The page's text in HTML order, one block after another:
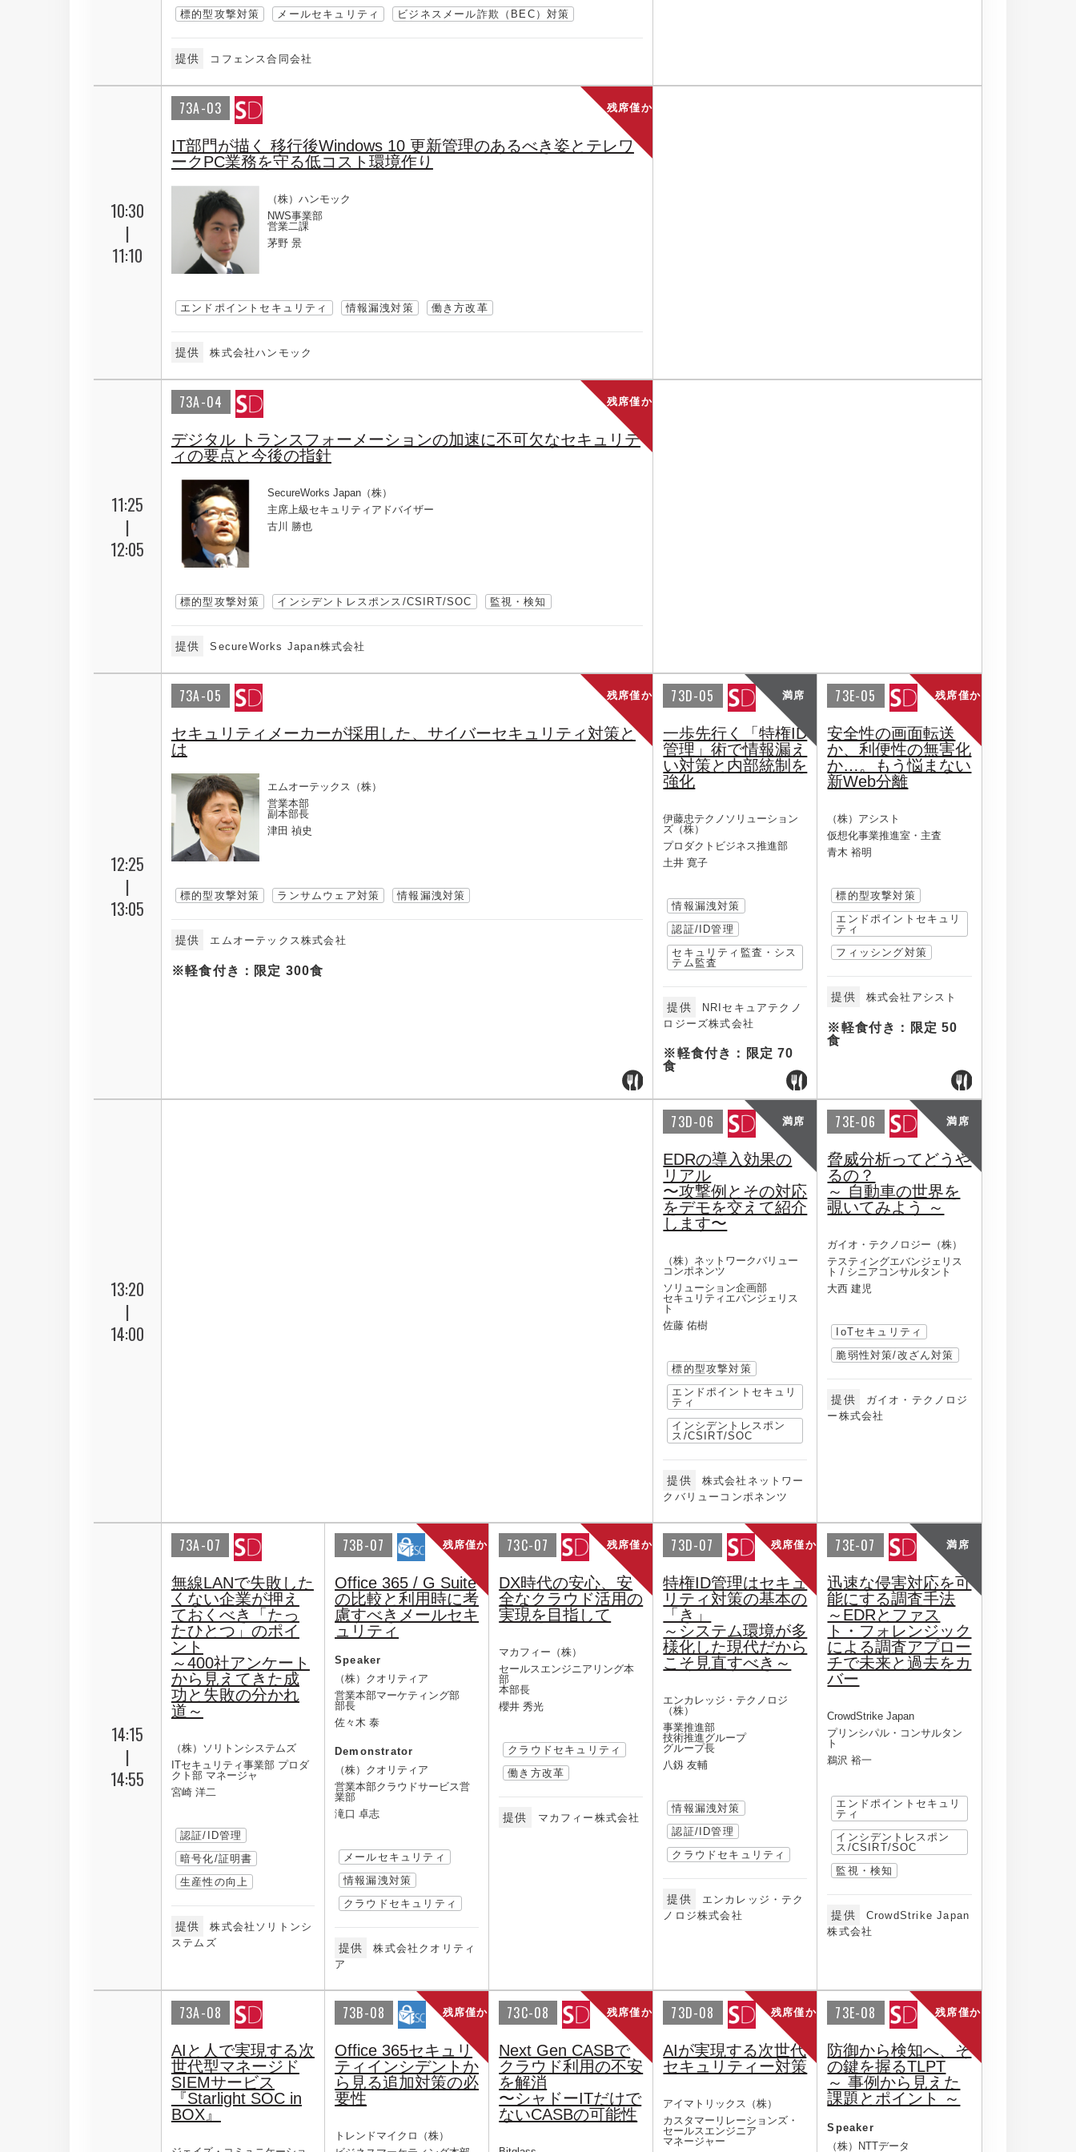
標的型攻撃対策 メールセキュリティ ビジネスメール詐欺（BEC）対策
提供 コフェンス合同会社
10:30
|
11:10
残席僅か
73A-03
IT部門が描く 移行後Windows 10 更新管理のあるべき姿とテレワ
ークPC業務を守る低コスト環境作り
（株）ハンモック
NWS事業部
営業二課
茅野 景
エンドポイントセキュリティ 情報漏洩対策 働き方改革
提供 株式会社ハンモック
11:25
|
12:05
残席僅か
73A-04
デジタル トランスフォーメーションの加速に不可欠なセキュリテ
ィの要点と今後の指針
SecureWorks Japan（株）
主席上級セキュリティアドバイザー
古川 勝也
標的型攻撃対策 インシデントレスポンス/CSIRT/SOC 監視・検知
提供 SecureWorks Japan株式会社
12:25
|
13:05
残席僅か
73A-05
セキュリティメーカーが採用した、サイバーセキュリティ対策と
は
エムオーテックス（株）
営業本部
副本部長
津田 禎史
標的型攻撃対策 ランサムウェア対策 情報漏洩対策
提供 エムオーテックス株式会社
※軽食付き：限定 300食
満席
73D-05
一歩先行く「特権ID
管理」術で情報漏え
い対策と内部統制を
強化
伊藤忠テクノソリューション
ズ（株）
プロダクトビジネス推進部
土井 寛子
情報漏洩対策
認証/ID管理
セキュリティ監査・シス
テム監査
提供
NRIセキュアテクノ
ロジーズ株式会社
※軽食付き：限定 70
食
残席僅か
73E-05
安全性の画面転送
か、利便性の無害化
か…。もう悩まない
新Web分離
（株）アシスト
仮想化事業推進室・主査
青木 裕明
標的型攻撃対策
エンドポイントセキュリ
ティ
フィッシング対策
提供 株式会社アシスト
※軽食付き：限定 50
食
13:20
|
14:00
満席
73D-06
EDRの導入効果の
リアル
〜攻撃例とその対応
をデモを交えて紹介
します〜
（株）ネットワークバリュー
コンポネンツ
ソリューション企画部
セキュリティエバンジェリス
ト
佐藤 佑樹
標的型攻撃対策
エンドポイントセキュリ
ティ
インシデントレスポン
ス/CSIRT/SOC
提供
株式会社ネットワー
クバリューコンポネンツ
満席
73E-06
脅威分析ってどうや
るの？
～ 自動車の世界を
覗いてみよう ～
ガイオ・テクノロジー（株）
テスティングエバンジェリス
ト / シニアコンサルタント
大西 建児
IoTセキュリティ
脆弱性対策/改ざん対策
提供
ガイオ・テクノロジ
ー株式会社
14:15
|
14:55
73A-07
無線LANで失敗した
くない企業が押え
ておくべき「たっ
たひとつ」のポイ
ント
～400社アンケート
から見えてきた成
功と失敗の分かれ
道～
（株）ソリトンシステムズ
ITセキュリティ事業部 プロダ
クト部 マネージャ
宮崎 洋二
認証/ID管理
暗号化/証明書
生産性の向上
提供
株式会社ソリトンシ
ステムズ
残席僅か
73B-07
Office 365 / G Suite
の比較と利用時に考
慮すべきメールセキ
ュリティ
Speaker
（株）クオリティア
営業本部マーケティング部
部長
佐々木 泰
Demonstrator
（株）クオリティア
営業本部クラウドサービス営
業部
滝口 卓志
メールセキュリティ
情報漏洩対策
クラウドセキュリティ
提供
株式会社クオリティ
ア
残席僅か
73C-07
DX時代の安心、安
全なクラウド活用の
実現を目指して
マカフィー（株）
セールスエンジニアリング本
部
本部長
櫻井 秀光
クラウドセキュリティ
働き方改革
提供 マカフィー株式会社
残席僅か
73D-07
特権ID管理はセキュ
リティ対策の基本の
「き」
～システム環境が多
様化した現代だから
こそ見直すべき～
エンカレッジ・テクノロジ
（株）
事業推進部
技術推進グループ
グループ長
八釼 友輔
情報漏洩対策
認証/ID管理
クラウドセキュリティ
提供
エンカレッジ・テク
ノロジ株式会社
満席
73E-07
迅速な侵害対応を可
能にする調査手法
～EDRとファス
ト・フォレンジック
による調査アプロー
チで未来と過去をカ
バー
CrowdStrike Japan
プリンシパル・コンサルタン
ト
鵜沢 裕一
エンドポイントセキュリ
ティ
インシデントレスポン
ス/CSIRT/SOC
監視・検知
提供
CrowdStrike Japan
株式会社
73A-08
AIと人で実現する次
世代型マネージド
SIEMサービス
『Starlight SOC in
BOX』
残席僅か
73B-08
Office 365セキュリ
ティインシデントか
ら見る追加対策の必
要性
トレンドマイクロ（株）
残席僅か
73C-08
Next Gen CASBで
クラウド利用の不安
を解消
〜シャドーITだけで
ないCASBの可能性
残席僅か
73D-08
AIが実現する次世代
セキュリティー対策
アイマトリックス（株）
カスタマーリレーションズ・
セールスエンジニア
マネージャー
残席僅か
73E-08
防御から検知へ、そ
の鍵を握るTLPT
～ 事例から見えた
課題とポイント ～
Speaker
（株）NTTデータ